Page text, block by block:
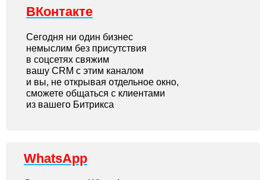
ВКонтакте
Сегодня ни один бизнес
немыслим без присутствия
в соцсетях свяжим
вашу CRM c этим каналом
и вы, не открывая отдельное окно,
сможете общаться с клиентами
из вашего Битрикса
WhatsApp